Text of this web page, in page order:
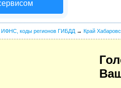
коды регионов ГИБДД → Край